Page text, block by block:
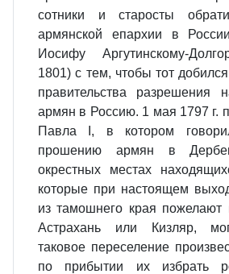
сотники и старосты
армянской епархии в
Иосифу Аргутинскому-
1801) с тем, чтобы тот
правительства разрешения
армян в Россию. 1 мая 1797 г.
Павла I, в котором
прошению армян в
окрестных местах
которые при настоящем
из тамошнего края пожелают
Астрахань или Кизляр,
таковое переселение
по прибытии их избрать